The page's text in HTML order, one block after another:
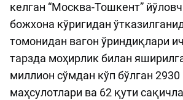
келган “Москва-Тошкент”
божхона кўригидан
томонидан вагон ўриндиқлари
тарзда моҳирлик билан
миллион сўмдан кўп бўлган
маҳсулотлари ва 62 қути